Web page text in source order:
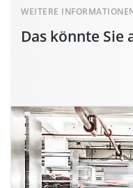
Das könnte Sie
WEITERE